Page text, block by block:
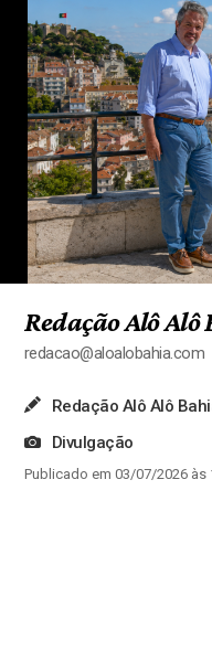
Redação Alô Alô
redacao@aloalobahia.com
Redação Alô Alô
Divulgação
Publicado em 03/07/2026 às